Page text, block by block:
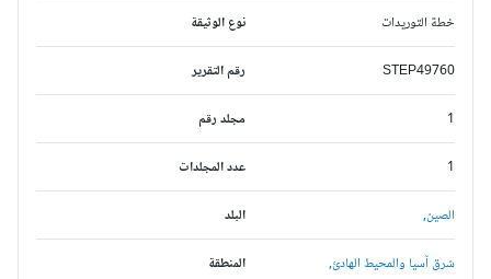
نوع الوثيقة خطة التوريدات
رقم التقرير STEP49760
مجلد رقم
عدد المجلدات
البلد الصين,
المنطقة شرق آسيا والمحيط الهادئ,